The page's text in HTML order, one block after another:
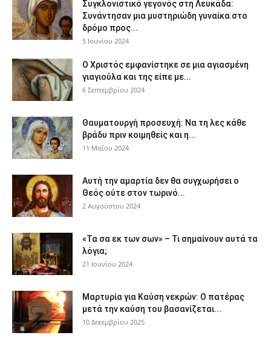
Συγκλονιστικό γεγονός στη Λευκάδα:
Συνάντησαν μια μυστηριώδη γυναίκα στο
δρόμο προς...
5 Ιουνίου 2024
Ο Χριστός εμφανίστηκε σε μια αγιασμένη
γιαγιούλα και της είπε με...
6 Σεπτεμβρίου 2024
Θαυματουργή προσευχή: Να τη λες κάθε
βράδυ πριν κοιμηθείς και η...
11 Μαΐου 2024
Αυτή την αμαρτία δεν θα συγχωρήσει ο
Θεός ούτε στον τωρινό...
2 Αυγούστου 2024
«Τα σα εκ των σων» – Τι σημαίνουν αυτά τα
λόγια;
21 Ιουνίου 2024
Μαρτυρία για Καύση νεκρών: Ο πατέρας
μετά την καύση του βασανίζεται...
10 Δεκεμβρίου 2025